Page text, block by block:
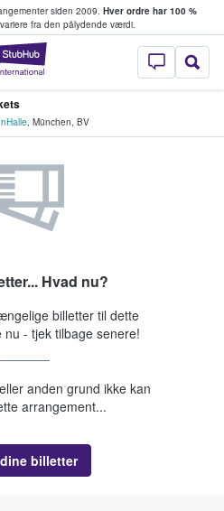
siden 2009. Hver ordre har 100 %
fra den pålydende værdi.
StubHub - Hvor
billetter
, München, BV
Hvad nu?
billetter til dette
- tjek tilbage senere!
anden grund ikke kan
arrangement...
billetter